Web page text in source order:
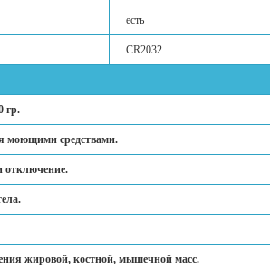
есть
CR2032
гр.
моющими средствами.
отключение.
жировой, костной, мышечной масс.